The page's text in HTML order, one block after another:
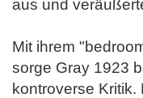
aus und
Mit ihrem
sorge Gray 1923
kontroverse